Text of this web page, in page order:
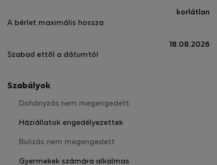
A bérlet maximális hossza
korlátlan
Szabad ettől a dátumtól
18.08.2026
Szabályok
Dohányzás nem megengedett
Háziállatok engedélyezettek
Bulizás nem megengedett
Gyermekek számára alkalmas